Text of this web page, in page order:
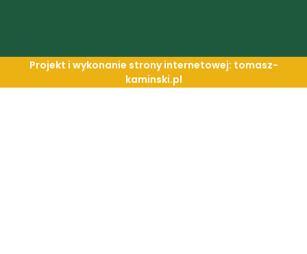
Projekt i wykonanie strony internetowej: tomasz-
kaminski.pl